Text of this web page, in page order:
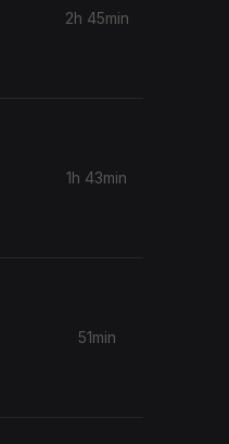
2h 45min
1h 43min
51min